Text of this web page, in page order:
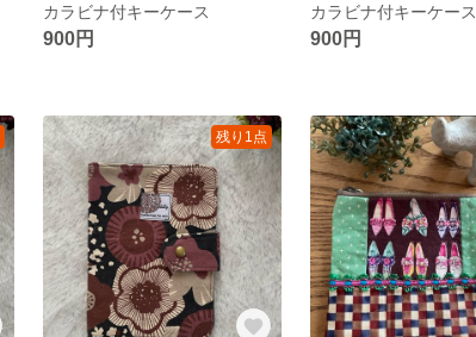
カラビナ付キーケース
900円
カラビナ付キーケース
900円
残り1点